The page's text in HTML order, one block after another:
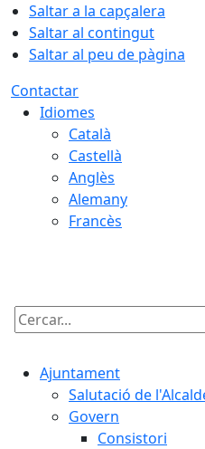
Saltar a la capçalera
Saltar al contingut
Saltar al peu de pàgina
Contactar
Idiomes
Català
Castellà
Anglès
Alemany
Francès
Cercar:
Ajuntament
Salutació de
Govern
Consistori